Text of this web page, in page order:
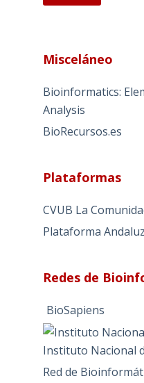
t
r
n
a
v
:
Misceláneo
Bioinformatics:
Analysis
BioRecursos.es
Plataformas
CVUB La
Plataforma
Redes de
BioSapiens
Instituto Nacional
Red de